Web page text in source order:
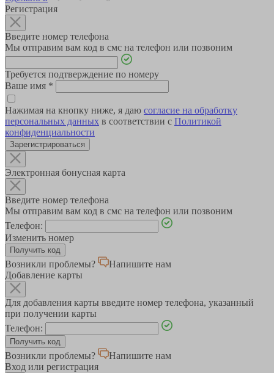
Регистрация
Введите номер телефона
Мы отправим вам код в смс на телефон или позвоним
Требуется подтверждение по номеру
Ваше имя *
Нажимая на кнопку ниже, я даю согласие на обработку
персональных данных в соответствии с Политикой
конфиденциальности
Зарегистрироваться
Электронная бонусная карта
Введите номер телефона
Мы отправим вам код в смс на телефон или позвоним
Телефон:
Изменить номер
Возникли проблемы?
Напишите нам
Добавление карты
Для добавления карты введите номер телефона, указанный
при получении карты
Телефон:
Возникли проблемы?
Напишите нам
Вход или регистрация